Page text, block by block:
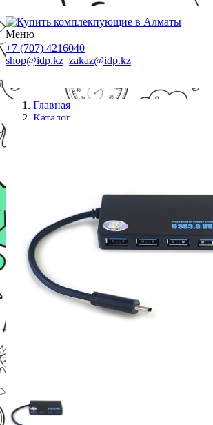
Меню
+7 (707) 4216040
shop@idp.kz zakaz@idp.kz
Главная
Каталог